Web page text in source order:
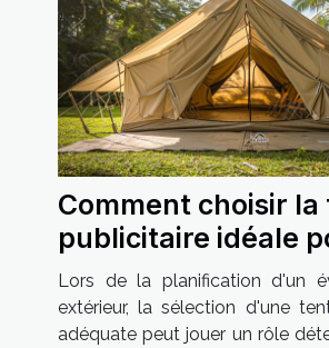
Comment choisir la
publicitaire idéale
votre événement
Lors de la planification d'un
extérieur, la sélection d'une
adéquate peut jouer un rôle